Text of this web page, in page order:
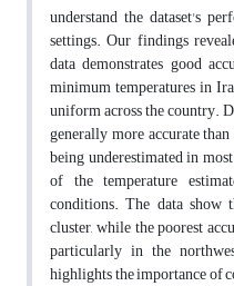
understand the dataset's
settings. Our findings
data demonstrates good
minimum temperatures in
uniform across the country.
generally more accurate
being underestimated in
of the temperature
conditions. The data show
cluster, while the poorest
particularly in the
highlights the importance of